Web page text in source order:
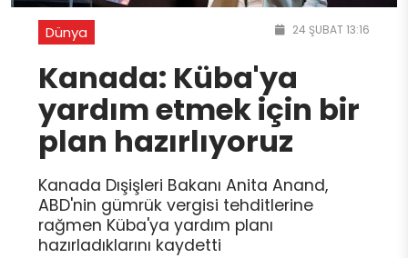
Dünya 24 ŞUBAT 13:16
Kanada: Küba'ya
yardım etmek için bir
plan hazırlıyoruz
Kanada Dışişleri Bakanı Anita Anand,
ABD'nin gümrük vergisi tehditlerine
rağmen Küba'ya yardım planı
hazırladıklarını kaydetti